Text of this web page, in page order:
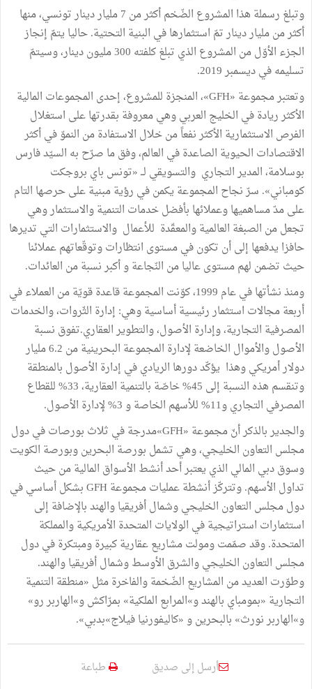
وتبلغ رسملة هذا المشروع الضّخم أكثر من 7 مليار دينار تونسي، منها
أكثر من مليار دينار تمّ استثمارها في البنية التحتية. حاليا يتمّ ﺇنجاز
الجزء الأوّل من المشروع الذي تبلغ كلفته 300 مليون دينار، وسيتمّ
تسليمه في ديسمبر 2019.
وتعتبر مجموعة «GFH»، المنجزة للمشروع، إحدى المجموعات المالية
الأكثر ريادة في الخليج العربي وهي معروفة بقدرتها على استغلال
الفرص الاستثمارية الأكثر نفعاً من خلال الاستفادة من النموّ في أكثر
الاقتصادات الحيوية الصاعدة في العالم، وفق ما صرّح به السيّد فارس
بوسلامة، المدير التجاري والتسويقي لــ «تونس باي بروجكت
كومباني». سرّ نجاح المجموعة يكمن في رؤية مبنية على حرصها التام
على مدّ مساهميها وعملائها بأفضل خدمات التنمية والاستثمار وهي
تجعل من الصبغة العالمية والمعقّدة للأعمال والاستثمارات التي تديرها
حافزا يدفعها إلى أن تكون في مستوى انتظارات وتوقّعاتهم عملائنا
حيث تضمن لهم مستوى عاليا من النّجاعة و أكبر نسبة من العائدات.
ومنذ نشأتها في عام 1999، كوّنت المجموعة قاعدة قويّة من العملاء في
أربعة مجالات استثمار رئيسية أساسية وهي: إدارة الثّروات، والخدمات
المصرفية التجارية، وإدارة الأصول، والتطوير العقاري.تفوق نسبة
الأصول والأموال الخاضعة لإدارة المجموعة البحرينية من 6.2 مليار
دولار أمريكي وهذا يؤكّد دورها الريادي في إدارة الأصول بالمنطقة
وتنقسم هذه النسبة إلى 45% خاصّة بالتنمية العقارية، 33% للقطاع
المصرفي التجاري و11% للأسهم الخاصة و 3% لإدارة الأصول.
والجدير بالذكر أنّ مجموعة «GFH»مدرجة في ثلاث بورصات في دول
مجلس التعاون الخليجي، وهي تشمل بورصة البحرين وبورصة الكويت
وسوق دبي المالي الذي يعتبر أحد أنشط الأسواق المالية من حيث
تداول الأسهم. وتتركّز أنشطة عمليات مجموعة GFH بشكل أساسي في
دول مجلس التعاون الخليجي وشمال أفريقيا والهند بالإضافة إلى
استثمارات استراتيجية في الولايات المتحدة الأمريكية والمملكة
المتحدة. وقد صمّمت ومولت مشاريع عقارية كبيرة ومبتكرة في دول
مجلس التعاون الخليجي والشرق الأوسط وشمال أفريقيا والهند.
وطوّرت العديد من المشاريع الضّخمة والفاخرة مثل «منطقة التنمية
التجارية «بمومباي بالهند و»المرابع الملكية» بمرّاكش و»الهاربر رو»
و»الهاربر نورث» بالبحرين و «كاليفورنيا فيلاج»بدبي».
أرسل إلى صديق طباعة